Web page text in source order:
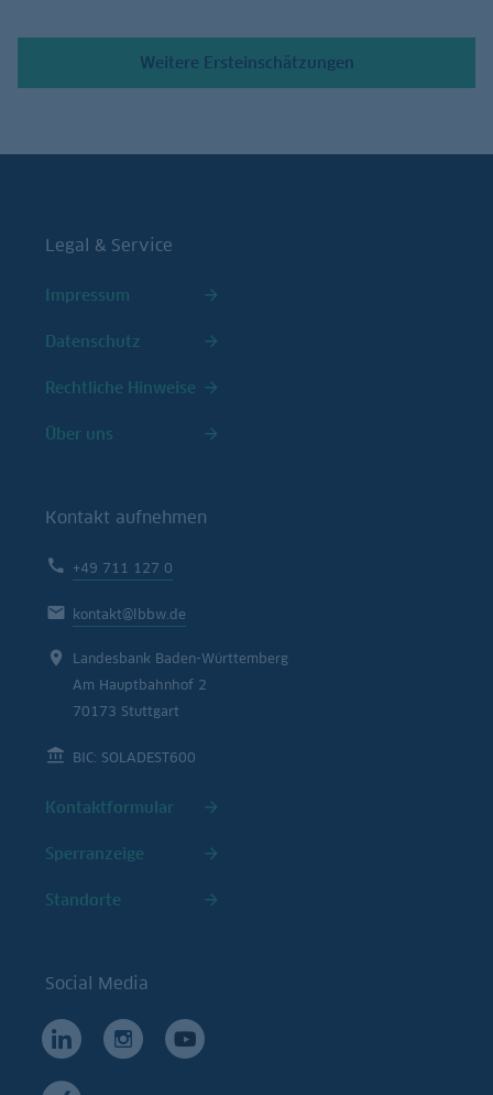
Weitere Ersteinschätzungen
Legal & Service
Impressum
Datenschutz
Rechtliche Hinweise
Über uns
Kontakt aufnehmen
+49 711 127 0
kontakt@lbbw.de
Landesbank Baden-Württemberg
Am Hauptbahnhof 2
70173 Stuttgart
BIC: SOLADEST600
Kontaktformular
Sperranzeige
Standorte
Social Media